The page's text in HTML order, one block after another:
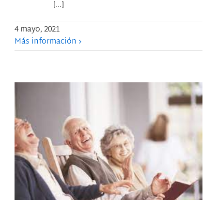
[...]
4 mayo, 2021
Más información